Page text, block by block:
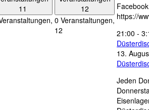
11
12
0 Veranstaltungen,
12
https://
21:00 -
13.
Jeden